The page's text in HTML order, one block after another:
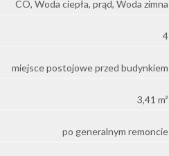
CO, Woda ciepła, prąd, Woda zimna
4
miejsce postojowe przed budynkiem
3,41 m²
po generalnym remoncie